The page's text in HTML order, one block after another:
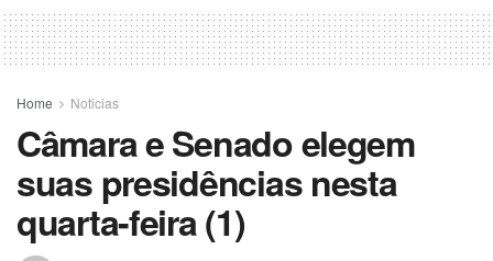
Home Noticias
Câmara e Senado elegem
suas presidências nesta
quarta-feira (1)